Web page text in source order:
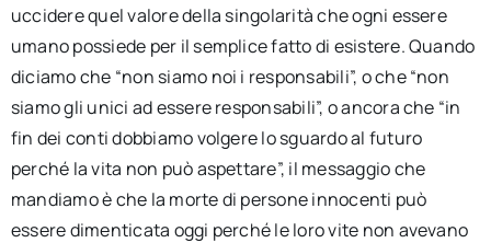
uccidere quel valore della singolarità che ogni essere
umano possiede per il semplice fatto di esistere. Quando
diciamo che “non siamo noi i responsabili”, o che “non
siamo gli unici ad essere responsabili”, o ancora che “in
fin dei conti dobbiamo volgere lo sguardo al futuro
perché la vita non può aspettare”, il messaggio che
mandiamo è che la morte di persone innocenti può
essere dimenticata oggi perché le loro vite non avevano